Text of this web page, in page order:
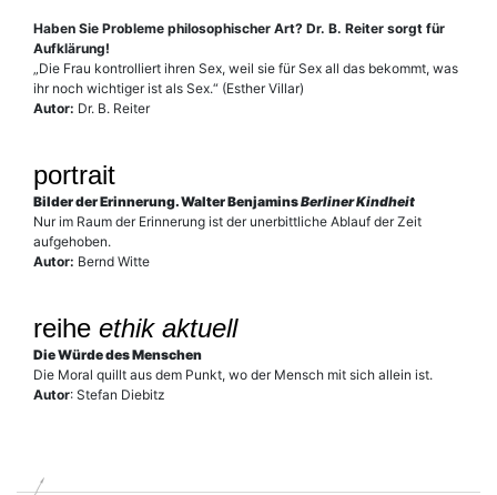
Haben Sie Probleme philosophischer Art? Dr. B. Reiter sorgt für
Aufklärung!
„Die Frau kontrolliert ihren Sex, weil sie für Sex all das bekommt, was
ihr noch wichtiger ist als Sex.“ (Esther Villar)
Autor: Dr. B. Reiter
portrait
Bilder der Erinnerung. Walter BenjaminsBerliner Kindheit
Nur im Raum der Erinnerung ist der unerbittliche Ablauf der Zeit
aufgehoben.
Autor: Bernd Witte
reihe ethik aktuell
Die Würde des Menschen
Die Moral quillt aus dem Punkt, wo der Mensch mit sich allein ist.
Autor: Stefan Diebitz